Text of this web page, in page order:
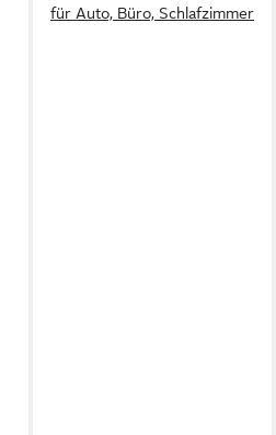
für Auto, Büro, Schlafzimmer